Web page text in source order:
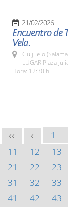
21/02/2026
Encuentro de
Vela.
Guijuelo
LUGAR Plaza
Hora: 12:30 h.
<< < 1
11
12 13
21
22 23
31
32 33
41
42 43